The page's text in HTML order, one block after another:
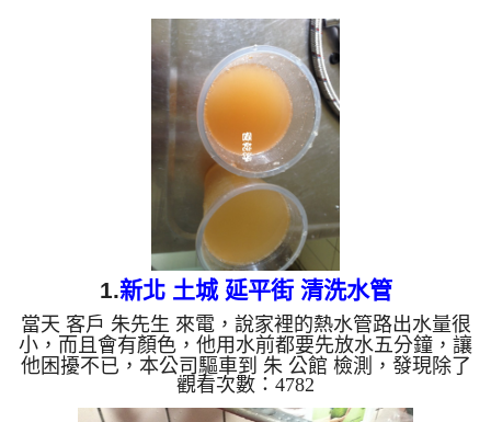
1.新北 土城 延平街 清洗水管
當天 客戶 朱先生 來電，說家裡的熱水管路出水量很
小，而且會有顏色，他用水前都要先放水五分鐘，讓
他困擾不已，本公司驅車到 朱 公館 檢測，發現除了
龍頭老舊外，管路內也都是淤泥及鐵鏽，本公司架起
水管管路清洗機 ，開始 清洗水管 ，黃水從水管不斷
觀看次數：4782